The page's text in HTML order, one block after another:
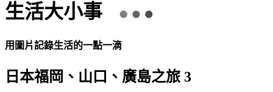
生活大小事
用圖片記錄生活的一點一滴
日本福岡、山口、廣島之旅 3